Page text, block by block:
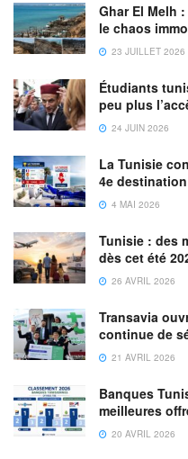
Ghar El Melh
le chaos
23 JUILLET 2026
Étudiants
peu plus
24 JUIN 2026
La Tunisie
4e
4 MAI 2026
Tunisie : des
dès cet été
26 AVRIL 2026
Transavia
continue de
21 AVRIL 2026
Banques
meilleures
20 AVRIL 2026